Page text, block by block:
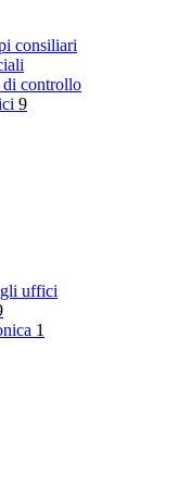
consiliari
controllo
9
uffici
1